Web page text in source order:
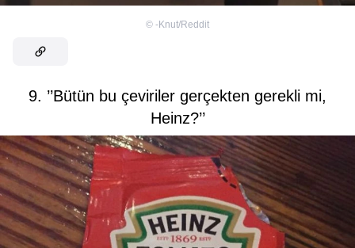
© -Knut/Reddit
9. ’’Bütün bu çeviriler gerçekten gerekli mi,
Heinz?’’